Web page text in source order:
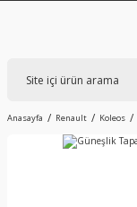
Anasayfa Renault Koleos